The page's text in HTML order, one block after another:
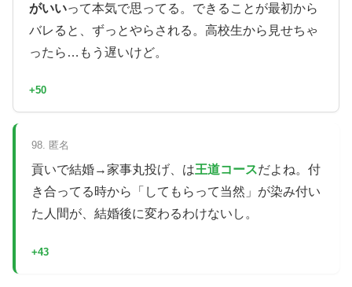
がいいって本気で思ってる。できることが最初から
バレると、ずっとやらされる。高校生から見せちゃ
ったら…もう遅いけど。
+50
98. 匿名
貢いで結婚→家事丸投げ、は王道コースだよね。付
き合ってる時から「してもらって当然」が染み付い
た人間が、結婚後に変わるわけないし。
+43